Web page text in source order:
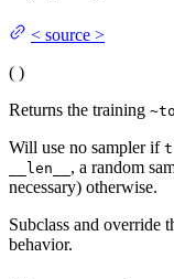
< source >
( )
Returns the training
Will use no sampler if
__len__ , a random
necessary) otherwise.
Subclass and override
behavior.